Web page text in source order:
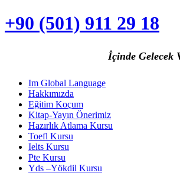
+90 (501) 911 29 18
İçinde Gelecek
Im Global Language
Hakkımızda
Eğitim Koçum
Kitap-Yayın Önerimiz
Hazırlık Atlama Kursu
Toefl Kursu
Ielts Kursu
Pte Kursu
Yds –Yökdil Kursu